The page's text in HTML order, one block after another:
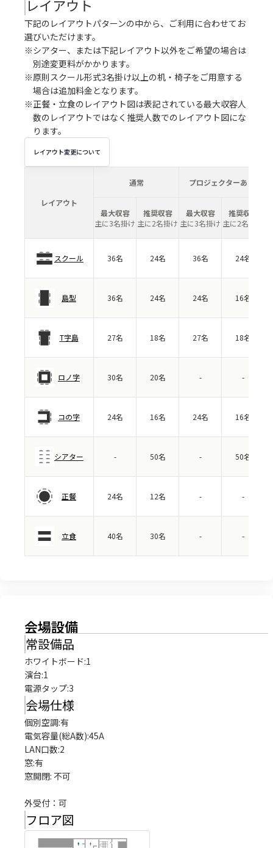
レイアウト
下記のレイアウトパターンの中から、ご利用に合わせてお
選びいただけます。
※シアター、または下記レイアウト以外をご希望の場合は
別途変更料がかかります。
※原則スクール形式3名掛け以上の机・椅子をご用意する
場合は追加料金となります。
※正餐・立食のレイアウト図は表記されている最大収容人
数のレイアウトではなく推奨人数でのレイアウト図にな
ります。
レイアウト変更について
レイアウト
通常 プロジェクターあり
最大収容
主に3名掛け
推奨収容
主に2名掛け
最大収容
主に3名掛け
推奨収容
主に2名掛け
スクール 36名 24名 36名 24名
島型 36名 24名 24名 16名
T字島 27名 18名 27名 18名
ロノ字 30名 20名 - -
コの字 24名 16名 24名 16名
シアター - 50名 - 50名
正餐 24名 12名 - -
立食 40名 30名 - -
会場設備
常設備品
ホワイトボード:1
演台:1
電源タップ:3
会場仕様
個別空調:有
電気容量(総A数):45A
LAN口数:2
窓:有
窓開閉: 不可
外受付：可
フロア図